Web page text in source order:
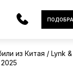
из Китая Lynk